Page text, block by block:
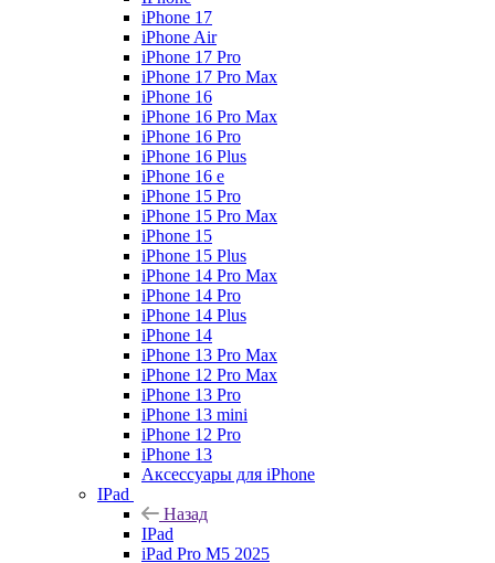
iPhone 17
iPhone Air
iPhone 17 Pro
iPhone 17 Pro Max
iPhone 16
iPhone 16 Pro Max
iPhone 16 Pro
iPhone 16 Plus
iPhone 16 e
iPhone 15 Pro
iPhone 15 Pro Max
iPhone 15
iPhone 15 Plus
iPhone 14 Pro Max
iPhone 14 Pro
iPhone 14 Plus
iPhone 14
iPhone 13 Pro Max
iPhone 12 Pro Max
iPhone 13 Pro
iPhone 13 mini
iPhone 12 Pro
iPhone 13
Аксессуары для iPhone
IPad
Назад
IPad
iPad Pro M5 2025